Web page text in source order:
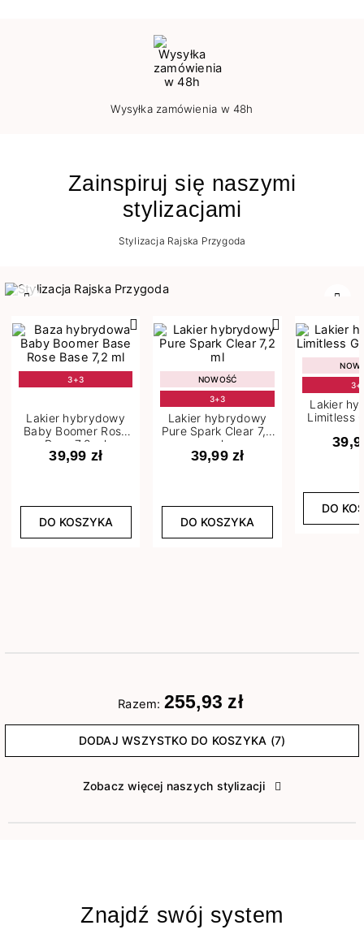
Wysyłka zamówienia w 48h
Zainspiruj się naszymi
stylizacjami
Stylizacja Rajska Przygoda
3+3
Lakier hybrydowy
Baby Boomer Rose
Base 7,2 ml
39,99 zł
DO KOSZYKA
NOWOŚĆ
3+3
Lakier hybrydowy
Pure Spark Clear 7,2
ml
39,99 zł
DO KOSZYKA
Lakier
Limitless
DO
Razem: 255,93 zł
DODAJ WSZYSTKO DO KOSZYKA (7)
Zobacz więcej naszych stylizacji
Znajdź swój system